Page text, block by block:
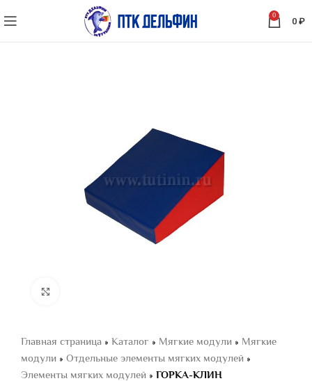
0
0 ₽
Главная страница » Каталог » Мягкие модули » Мягкие
модули » Отдельные элементы мягких модулей »
Элементы мягких модулей » ГОРКА-КЛИН